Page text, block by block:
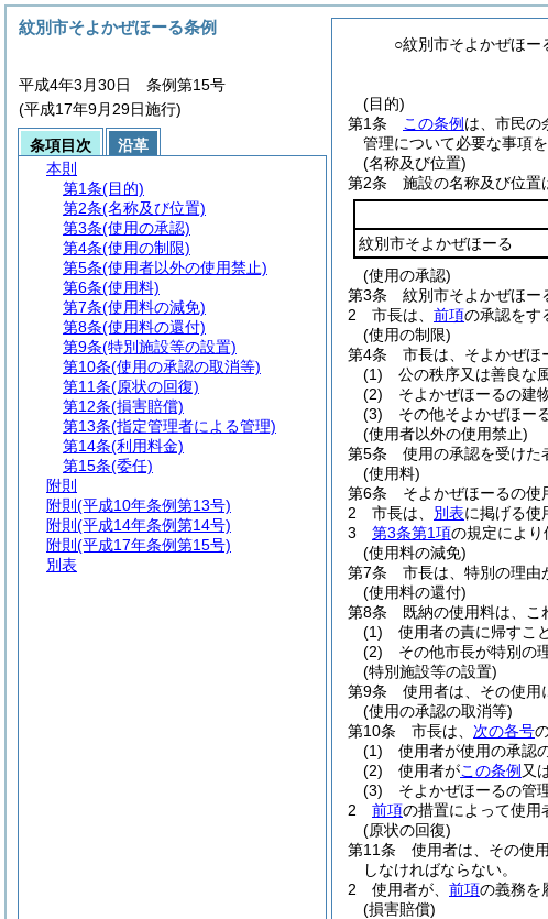
○紋別市そよかぜほー
(目的)
第1条
この条例 は、市民の
管理について必要な事項
(名称及び位置)
第2条
施設の名称及び位置
紋別市そよかぜほーる
(使用の承認)
第3条
紋別市そよかぜほー
2
市長は、 前項の承認をす
(使用の制限)
第4条
市長は、そよかぜほ
(1)
公の秩序又は善良な
(2)
そよかぜほーるの建
(3)
その他そよかぜほー
(使用者以外の使用禁止)
第5条
使用の承認を受けた
(使用料)
第6条
そよかぜほーるの使
2
市長は、 別表に掲げる使
3
第3条第1項の規定により
(使用料の減免)
第7条
市長は、特別の理由
(使用料の還付)
第8条
既納の使用料は、こ
(1)
使用者の責に帰すこ
(2)
その他市長が特別の
(特別施設等の設置)
第9条
使用者は、その使用
(使用の承認の取消等)
第10条
市長は、 次の各号
(1)
使用者が使用の承認
(2)
使用者がこの条例 又
(3)
そよかぜほーるの管
2
前項の措置によって使用
(原状の回復)
第11条
使用者は、その使
しなければならない。
2
使用者が、 前項の義務を
(損害賠償)
紋別市そよかぜほーる条例
平成4年3月30日 条例第15号
(平成17年9月29日施行)
条項目次
沿革
本則
第1条(目的)
第2条(名称及び位置)
第3条(使用の承認)
第4条(使用の制限)
第5条(使用者以外の使用禁止)
第6条(使用料)
第7条(使用料の減免)
第8条(使用料の還付)
第9条(特別施設等の設置)
第10条(使用の承認の取消等)
第11条(原状の回復)
第12条(損害賠償)
第13条(指定管理者による管理)
第14条(利用料金)
第15条(委任)
附則
附則 (平成10年条例第13号)
附則 (平成14年条例第14号)
附則 (平成17年条例第15号)
別表